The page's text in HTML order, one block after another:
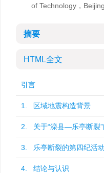
of Technology，
摘要
HTML全文
引言
1. 区域地震构造背景
2. 关于“滦县—乐亭断裂”
3. 乐亭断裂的第四纪活
4. 结论与认识